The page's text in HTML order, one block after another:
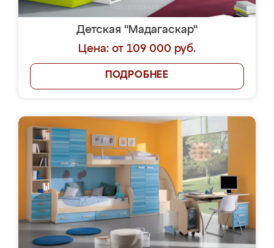
Детская "Мадагаскар"
Цена: от 109 000 руб.
ПОДРОБНЕЕ